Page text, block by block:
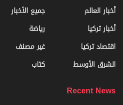
أخبار العالم
أخبار تركيا
اقتصاد تركيا
الشرق الأوسط
جميع الأخبار
رياضة
غير مصنف
كتاب
Recent News